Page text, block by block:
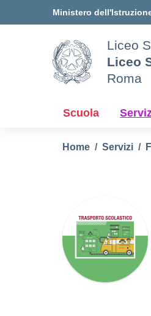
Ministero
Liceo
Liceo
Roma
Scuola
Home Servizi